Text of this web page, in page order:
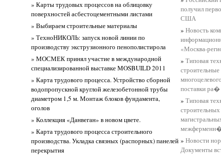
» Карты трудовых процессов на облицовку
поверхностей асбестоцементными листами
» Выбираем строительные материалы
» ТехноНИКОЛЬ: запуск новой линии по
производству экструзионного пенополистирола
» МОСМЕК принял участие в международной
специализированной выставке MOSBUILD 2011
» Карта трудового процесса. Устройство сборной
водопропускной круглой железобетонной трубы
диаметром 1,5 м. Монтаж блоков фундамента,
оголов
» Коллекция «Данвеган» в новом цвете.
» Карта трудового процесса строительного
производства. Укладка связных (распорных) панелей
перекрытия
получил
США
»Новость
«Москва-
»Типовая
поставки ра�
»Типовая
»Новости
Документы